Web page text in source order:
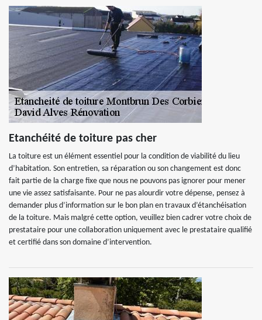
Etanchéité de toiture pas cher
La toiture est un élément essentiel pour la condition de viabilité du lieu
d’habitation. Son entretien, sa réparation ou son changement est donc
fait partie de la charge fixe que nous ne pouvons pas ignorer pour mener
une vie assez satisfaisante. Pour ne pas alourdir votre dépense, pensez à
demander plus d’information sur le bon plan en travaux d’étanchéisation
de la toiture. Mais malgré cette option, veuillez bien cadrer votre choix de
prestataire pour une collaboration uniquement avec le prestataire qualifié
et certifié dans son domaine d’intervention.